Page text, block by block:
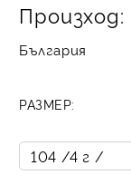
Произход:
България
РАЗМЕР: